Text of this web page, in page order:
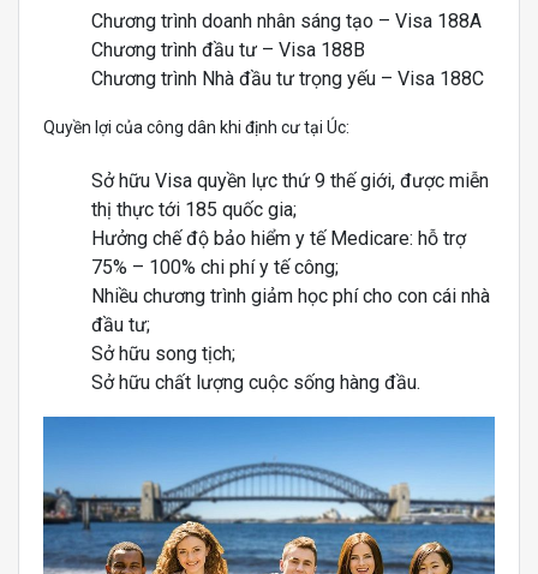
Chương trình doanh nhân sáng tạo – Visa 188A
Chương trình đầu tư – Visa 188B
Chương trình Nhà đầu tư trọng yếu – Visa 188C
Quyền lợi của công dân khi định cư tại Úc:
Sở hữu Visa quyền lực thứ 9 thế giới, được miễn
thị thực tới 185 quốc gia;
Hưởng chế độ bảo hiểm y tế Medicare: hỗ trợ
75% – 100% chi phí y tế công;
Nhiều chương trình giảm học phí cho con cái nhà
đầu tư;
Sở hữu song tịch;
Sở hữu chất lượng cuộc sống hàng đầu.